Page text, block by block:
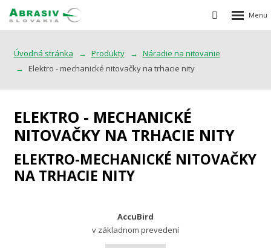
Vyhledávání
Rozbalení
menu
Úvodná stránka Produkty
Náradie na nitovanie
Elektro - mechanické nitovačky na trhacie nity
ELEKTRO - MECHANICKÉ
NITOVAČKY NA TRHACIE NITY
ELEKTRO-MECHANICKÉ NITOVAČKY
NA TRHACIE NITY
AccuBird
v základnom prevedení